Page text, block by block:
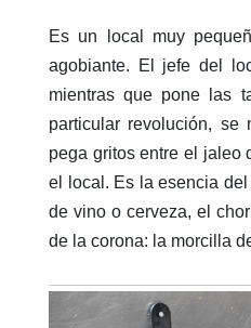
Es un local muy
agobiante. El jefe del
mientras que pone las
particular revolución, se
pega gritos entre el jaleo
el local. Es la esencia
de vino o cerveza, el
de la corona: la morcilla